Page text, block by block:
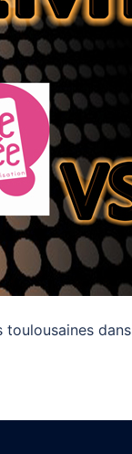
toulousaines